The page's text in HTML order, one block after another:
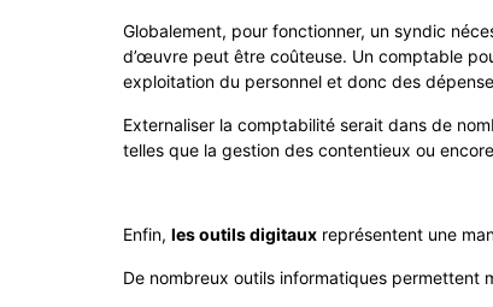
Globalement, pour fonctionner, un syndic
d’œuvre peut être coûteuse. Un comptable
exploitation du personnel et donc des
Externaliser la comptabilité serait dans de
telles que la gestion des contentieux ou
Enfin, les outils digitaux représentent une
De nombreux outils informatiques permettent